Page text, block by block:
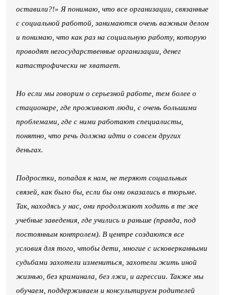
оставили?!» Я понимаю, что все организации, связанные
с социальной работой, занимаются очень важным делом
и понимаю, что как раз на социальную работу, которую
проводят негосударственные организации, денег
катастрофически не хватает.
Но если мы говорим о серьезной работе, тем более о
стационаре, где проживают люди, с очень большими
проблемами, где с ними работают специалисты,
понятно, что речь должна идти о совсем других
деньгах.
Подростки, попадая к нам, не теряют социальных
связей, как было бы, если бы они оказались в тюрьме.
Так, находясь у нас, они продолжают ходить в те же
учебные заведения, где учились и раньше (правда, под
постоянным контролем). В центре создаются все
условия для того, чтобы дети, многие с исковерканными
судьбами захотели измениться, захотели жить иной
жизнью, без криминала, без лжи, и агрессии. Также мы
обучаем, поддерживаем и консультируем родителей